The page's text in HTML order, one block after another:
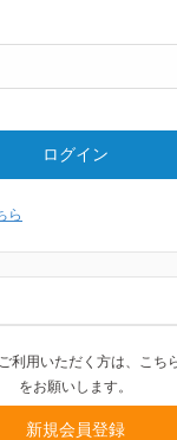
ログイン
ら
利用いただく方は、こち
をお願いします。
新規会員登録